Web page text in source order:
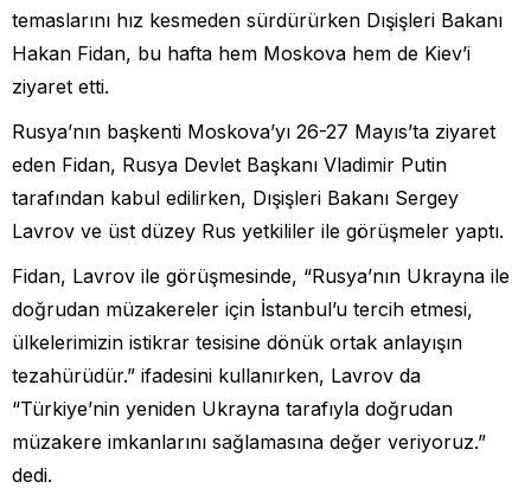
temaslarını hız kesmeden sürdürürken Dışişleri Bakanı
Hakan Fidan, bu hafta hem Moskova hem de Kiev’i
ziyaret etti.
Rusya’nın başkenti Moskova’yı 26-27 Mayıs’ta ziyaret
eden Fidan, Rusya Devlet Başkanı Vladimir Putin
tarafından kabul edilirken, Dışişleri Bakanı Sergey
Lavrov ve üst düzey Rus yetkililer ile görüşmeler yaptı.
Fidan, Lavrov ile görüşmesinde, “Rusya’nın Ukrayna ile
doğrudan müzakereler için İstanbul’u tercih etmesi,
ülkelerimizin istikrar tesisine dönük ortak anlayışın
tezahürüdür.” ifadesini kullanırken, Lavrov da
“Türkiye’nin yeniden Ukrayna tarafıyla doğrudan
müzakere imkanlarını sağlamasına değer veriyoruz.”
dedi.